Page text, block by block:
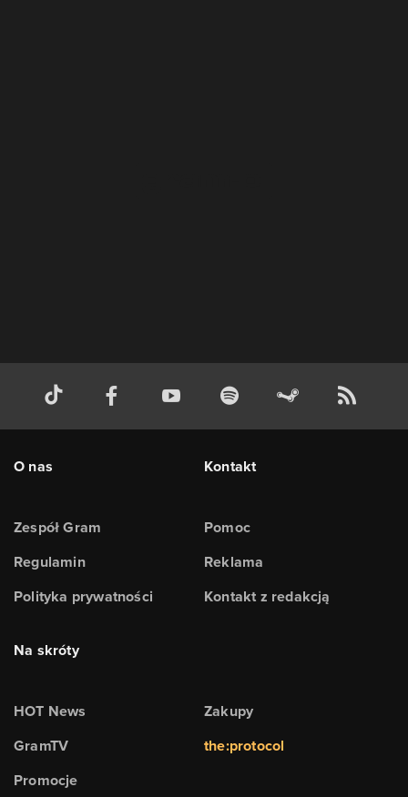
O nas
Zespół Gram
Regulamin
Polityka prywatności
Kontakt
Pomoc
Reklama
Kontakt z redakcją
Na skróty
HOT News
GramTV
Promocje
Zakupy
the:protocol